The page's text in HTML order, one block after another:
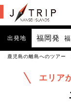
出発地 福岡発
鹿児島の離島へのツアー
エリア